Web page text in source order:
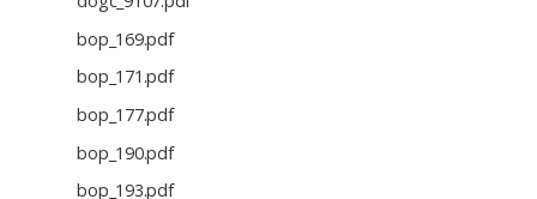
bop_169.pdf
bop_171.pdf
bop_177.pdf
bop_190.pdf
bop_193.pdf